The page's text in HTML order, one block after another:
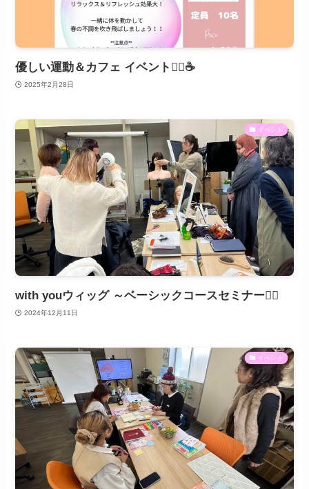
優しい運動＆カフェ イベント🧘‍♀️☕️
2025年2月28日
イベント
with youウィッグ ～ベーシックコースセミナー💇‍♀️
2024年12月11日
イベント